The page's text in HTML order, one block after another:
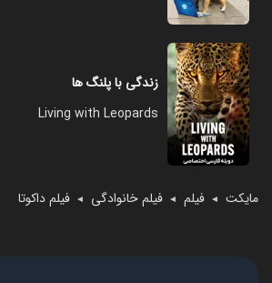
مایکت ◄ فیلم ◄ فیلم خانوادگی ◄ فیلم داکوتا
زندگی با پلنگ ها
Living with Leopards